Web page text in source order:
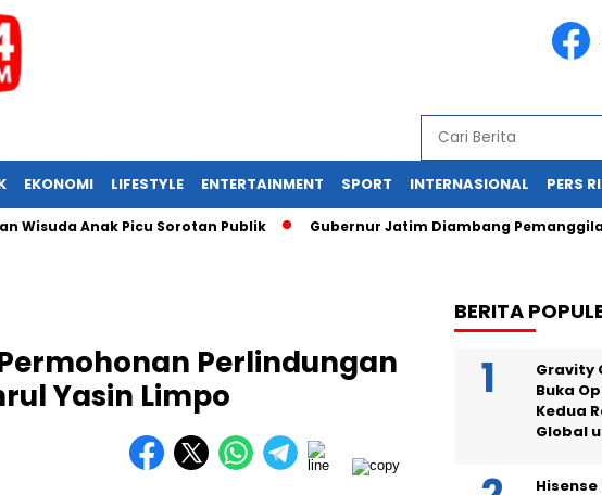
EKONOMI LIFESTYLE ENTERTAINMENT SPORT INTERNASIONAL PERS
Anak Picu Sorotan Publik Gubernur Jatim Diambang Pemanggilan,
Perlindungan
Yasin Limpo
BERITA
Gravity
Buka
Kedua
Global